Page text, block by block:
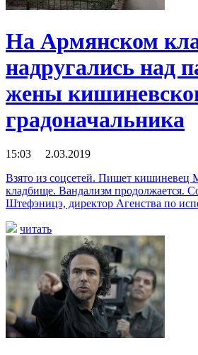
На Армянском
надругались над
жены
градоначальника
15:03 2.03.2019
Взято из соцсетей. Пишет кишиневец
кладбище. Вандализм продолжается.
Штефэницэ, директор Агенства по
читать